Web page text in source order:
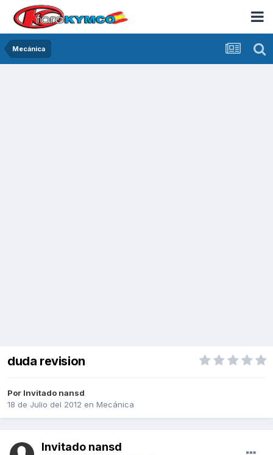
Mecánica
duda revision
Por Invitado nansd
18 de Julio del 2012 en Mecánica
Invitado nansd